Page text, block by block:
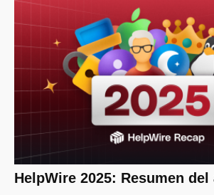
HelpWire 2025: Resumen del